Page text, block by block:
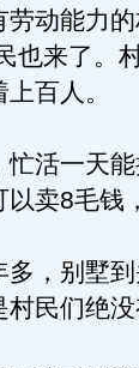
能力的
也来了。
百人。
一天能
卖8毛钱
别墅到
民们绝没